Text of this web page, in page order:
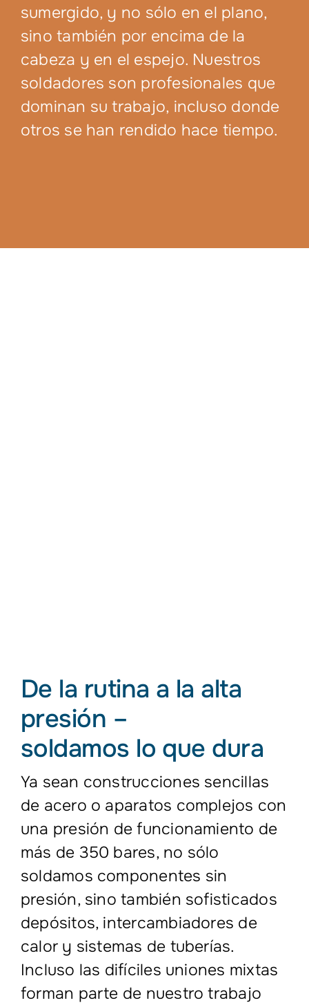
sumergido, y no sólo en el plano,
sino también por encima de la
cabeza y en el espejo. Nuestros
soldadores son profesionales que
dominan su trabajo, incluso donde
otros se han rendido hace tiempo.
De la rutina a la alta
presión –
soldamos lo que dura
Ya sean construcciones sencillas
de acero o aparatos complejos con
una presión de funcionamiento de
más de 350 bares, no sólo
soldamos componentes sin
presión, sino también sofisticados
depósitos, intercambiadores de
calor y sistemas de tuberías.
Incluso las difíciles uniones mixtas
forman parte de nuestro trabajo